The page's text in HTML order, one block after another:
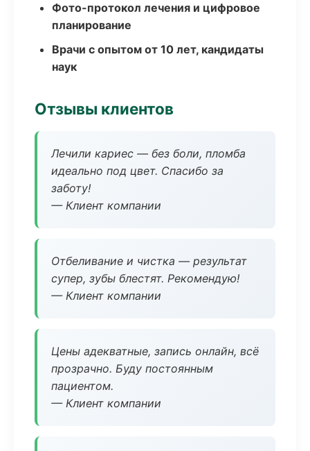
Фото-протокол лечения и цифровое
планирование
Врачи с опытом от 10 лет, кандидаты
наук
Отзывы клиентов
Лечили кариес — без боли, пломба
идеально под цвет. Спасибо за
заботу!
— Клиент компании
Отбеливание и чистка — результат
супер, зубы блестят. Рекомендую!
— Клиент компании
Цены адекватные, запись онлайн, всё
прозрачно. Буду постоянным
пациентом.
— Клиент компании